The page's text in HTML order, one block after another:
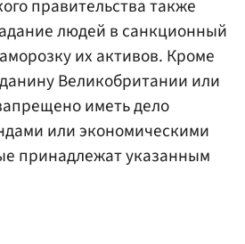
правительства также
людей в санкционный
их активов. Кроме
Великобритании или
иметь дело
или экономическими
принадлежат указанным